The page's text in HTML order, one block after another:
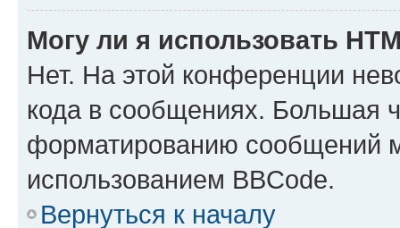
Могу ли я использовать
Нет. На этой конференции
кода в сообщениях. Большая
форматированию сообщений
использованием BBCode.
Вернуться к началу